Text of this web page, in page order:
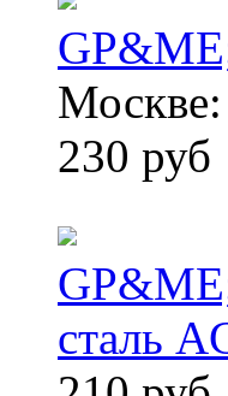
230 руб
сталь